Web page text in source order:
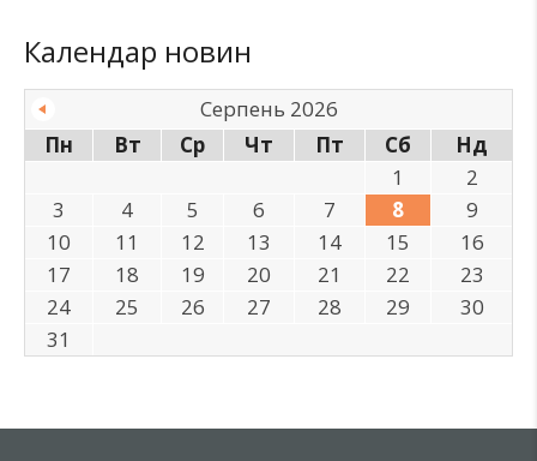
Календар новин
Серпень 2026
Пн
Вт Ср Чт Пт Сб
Нд
1
2
3
4 5 6 7 8
9
10
11 12 13 14 15
16
17
18 19 20 21 22
23
24
25 26 27 28 29
30
31